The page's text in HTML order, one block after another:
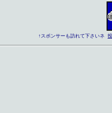
↑スポンサーも訪れて下さいネ